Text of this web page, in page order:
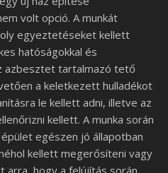
volt opció. A munkát
egyeztetéseket kellett
hatóságokkal és
azbesztet tartalmazó tető
a keletkezett hulladékot
le kellett adni, illetve az
kellett. A munka során
egészen jó állapotban
kellett megerősíteni vagy
arra, hogy a felújítás során